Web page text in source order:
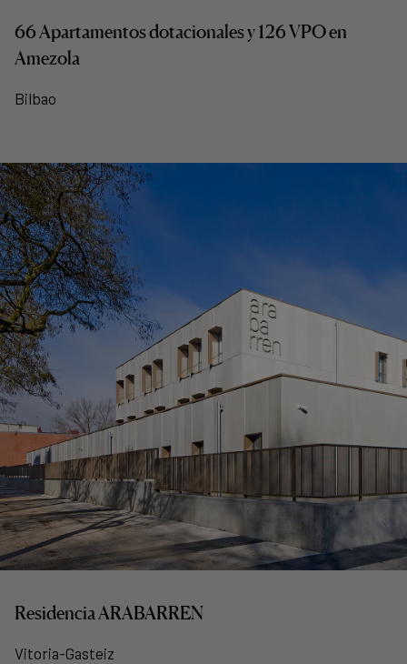
66 Apartamentos dotacionales y 126 VPO en
Amezola
Bilbao
Residencia ARABARREN
Vitoria-Gasteiz